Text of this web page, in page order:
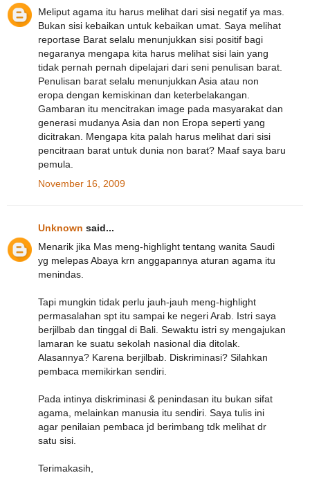
Meliput agama itu harus melihat dari sisi negatif ya mas.
Bukan sisi kebaikan untuk kebaikan umat. Saya melihat
reportase Barat selalu menunjukkan sisi positif bagi
negaranya mengapa kita harus melihat sisi lain yang
tidak pernah pernah dipelajari dari seni penulisan barat.
Penulisan barat selalu menunjukkan Asia atau non
eropa dengan kemiskinan dan keterbelakangan.
Gambaran itu mencitrakan image pada masyarakat dan
generasi mudanya Asia dan non Eropa seperti yang
dicitrakan. Mengapa kita palah harus melihat dari sisi
pencitraan barat untuk dunia non barat? Maaf saya baru
pemula.
November 16, 2009
Unknown said...
Menarik jika Mas meng-highlight tentang wanita Saudi
yg melepas Abaya krn anggapannya aturan agama itu
menindas.
Tapi mungkin tidak perlu jauh-jauh meng-highlight
permasalahan spt itu sampai ke negeri Arab. Istri saya
berjilbab dan tinggal di Bali. Sewaktu istri sy mengajukan
lamaran ke suatu sekolah nasional dia ditolak.
Alasannya? Karena berjilbab. Diskriminasi? Silahkan
pembaca memikirkan sendiri.
Pada intinya diskriminasi & penindasan itu bukan sifat
agama, melainkan manusia itu sendiri. Saya tulis ini
agar penilaian pembaca jd berimbang tdk melihat dr
satu sisi.
Terimakasih,